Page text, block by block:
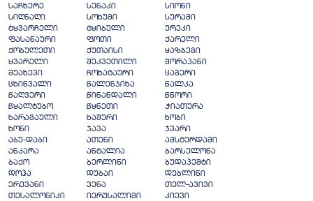
საჩხერე
სენაკი
სიონი
სიღნაღი
სოხუმი
სურამი
ტყვარჩელი
ტყიბული
ურეკი
ფასანაური
ფოთი
ქარელი
ქობულეთი
ქუთაისი
ყაზბეგი
ყვარელი
შეკვეთილი
შორაპანი
შუახევი
ჩოხატაური
ცაგერი
ცხინვალი
წალენჯიხა
წალკა
წაღვერი
წინანდალი
წნორი
წყალტუბო
წყნეთი
ჭიათურა
ხარაგაული
ხაშური
ხობი
ხონი
ჯავა
ჯვარი
აბუ-დაბი
ათენი
ამსტერდამი
ანკარა
ანტალია
ბარსელონა
ბაქო
ბერლინი
ბუდაპეშტი
დოჰა
დუბაი
დუბლინი
ერევანი
ვენა
თელ-ავივი
თესალონიკი
იერუსალიმი
კიევი